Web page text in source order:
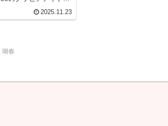
プル＆フル動画を見
2025.11.23
瑚春